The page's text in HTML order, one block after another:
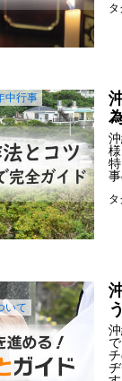
タ
中行事
タ
いて